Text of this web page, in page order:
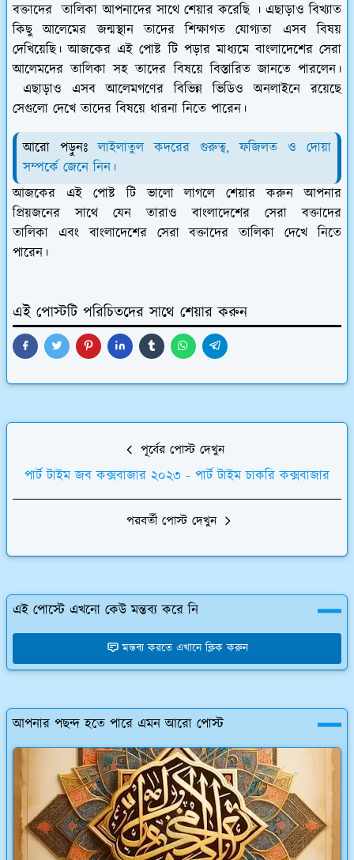
বক্তাদের তালিকা আপনাদের সাথে শেয়ার করেছি । এছাড়াও বিখ্যাত
কিছু আলেমের জন্মস্থান তাদের শিক্ষাগত যোগ্যতা এসব বিষয়
দেখিয়েছি। আজকের এই পোষ্ট টি পড়ার মাধ্যমে বাংলাদেশের সেরা
আলেমদের তালিকা সহ তাদের বিষয়ে বিস্তারিত জানতে পারলেন।
এছাড়াও এসব আলেমগণের বিভিন্ন ভিডিও অনলাইনে রয়েছে
সেগুলো দেখে তাদের বিষয়ে ধারনা নিতে পারেন।
আরো পড়ুনঃলাইলাতুল কদরের গুরুত্ব, ফজিলত ও দোয়া
সম্পর্কে জেনে নিন।
আজকের এই পোষ্ট টি ভালো লাগলে শেয়ার করুন আপনার
প্রিয়জনের সাথে যেন তারাও বাংলাদেশের সেরা বক্তাদের
তালিকা এবং বাংলাদেশের সেরা বক্তাদের তালিকা দেখে নিতে
পারেন।
এই পোস্টটি পরিচিতদের সাথে শেয়ার করুন
পূর্বের পোস্ট দেখুন
পার্ট টাইম জব কক্সবাজার ২০২৩ - পার্ট টাইম চাকরি কক্সবাজার
পরবর্তী পোস্ট দেখুন
এই পোস্টে এখনো কেউ মন্তব্য করে নি
মন্তব্য করতে এখানে ক্লিক করুন
আপনার পছন্দ হতে পারে এমন আরো পোস্ট